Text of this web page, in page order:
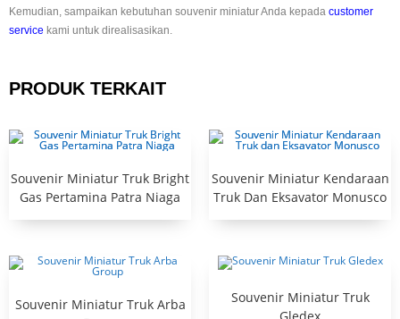
Kemudian, sampaikan kebutuhan souvenir miniatur Anda kepada customer
service kami untuk direalisasikan.
PRODUK TERKAIT
Souvenir Miniatur Truk Bright
Gas Pertamina Patra Niaga
Souvenir Miniatur Kendaraan
Truk Dan Eksavator Monusco
Souvenir Miniatur Truk Arba
Souvenir Miniatur Truk
Gledex